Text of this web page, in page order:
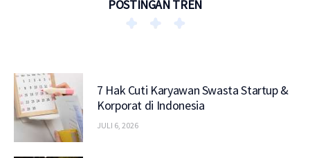
POSTINGAN TREN
7 Hak Cuti Karyawan Swasta Startup &
Korporat di Indonesia
JULI 6, 2026